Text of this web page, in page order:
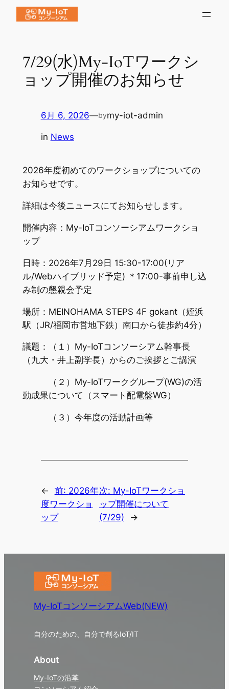
7/29(水)My-IoTワークシ
ョップ開催のお知らせ
6月 6, 2026—bymy-iot-admin
in News
2026年度初めてのワークショップについての
お知らせです。
詳細は今後ニュースにてお知らせします。
開催内容：My-IoTコンソーシアムワークショ
ップ
日時：2026年7月29日 15:30-17:00(リア
ル/Webハイブリッド予定) ＊17:00-事前申し込
み制の懇親会予定
場所：MEINOHAMA STEPS 4F gokant（姪浜
駅（JR/福岡市営地下鉄）南口から徒歩約4分）
議題：（１）My-IoTコンソーシアム幹事長
（九大・井上副学長）からのご挨拶とご講演
（２）My-IoTワークグループ(WG)の活
動成果について（スマート配電盤WG）
（３）今年度の活動計画等
← 前: 2026年
度ワークショ
ップ
次: My-IoTワークショ
ップ開催について
(7/29)
→
My-IoTコンソーシアムWeb(NEW)
自分のための、自分で創るIoT/IT
About
My-IoTの沿革